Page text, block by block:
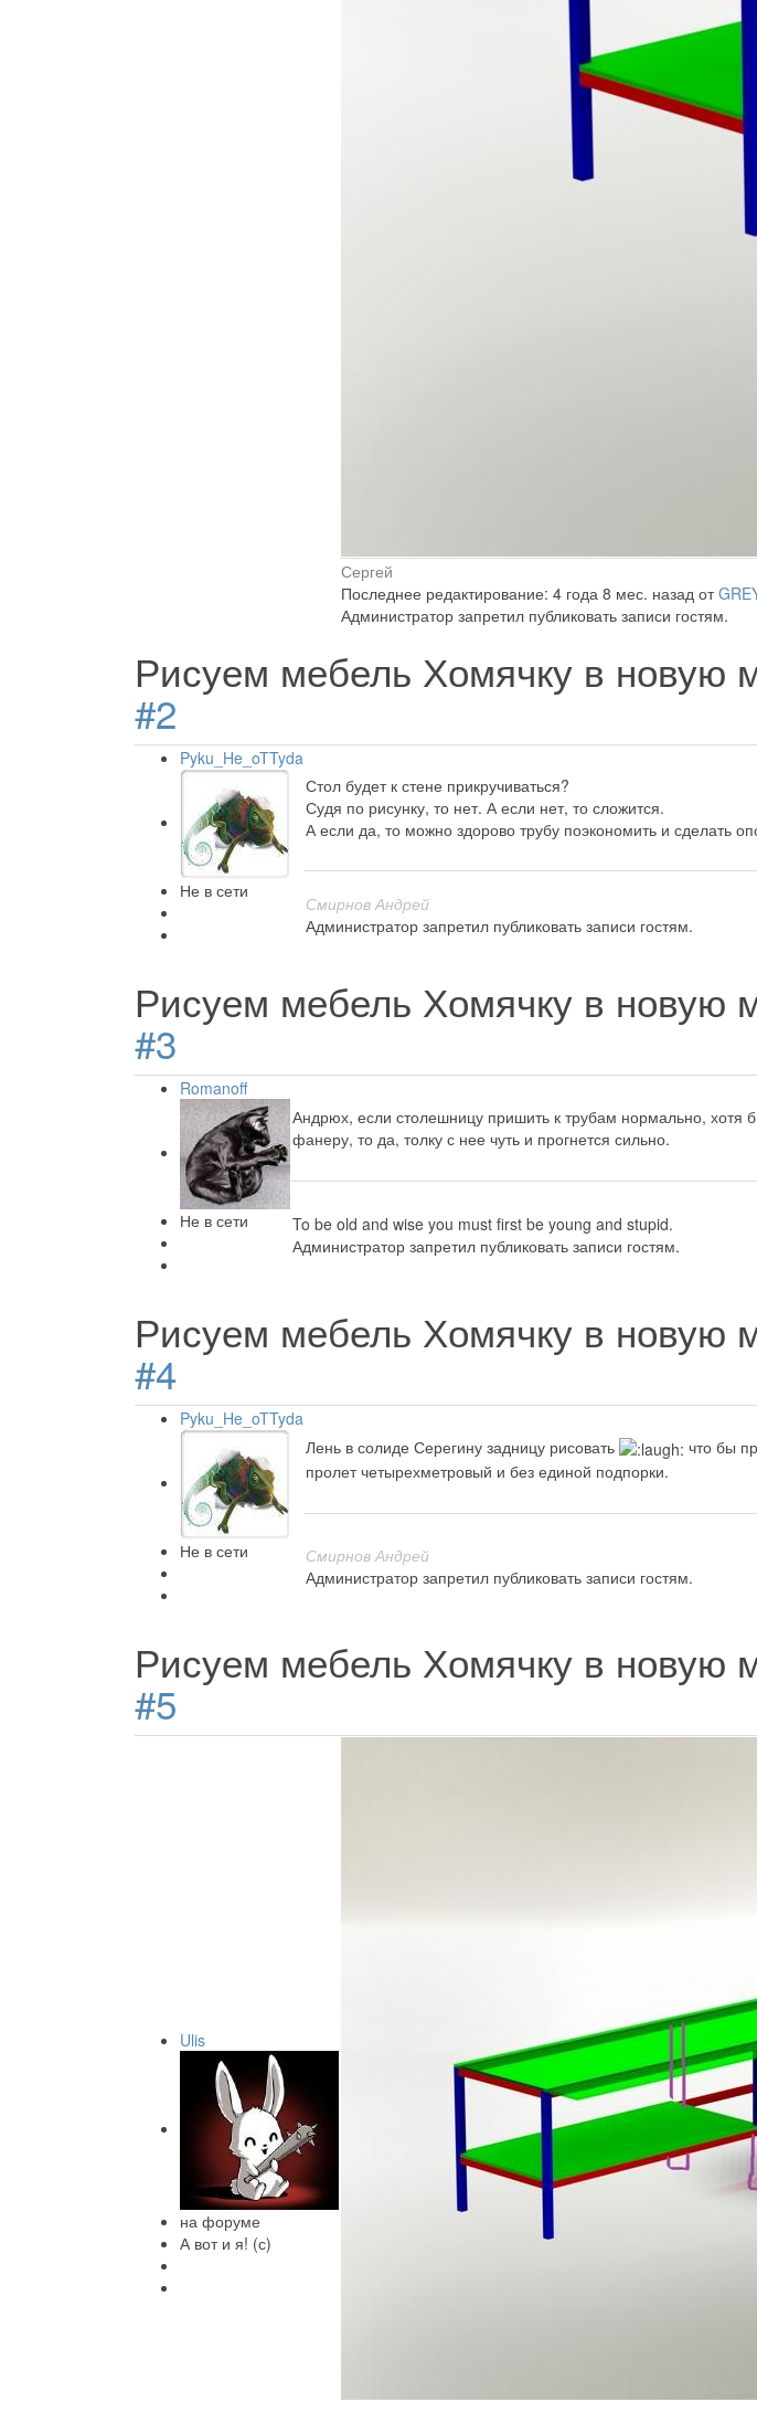
Сергей
Последнее редактирование: 4 года 8 мес. назад от
Администратор запретил публиковать записи гостям.
Рисуем мебель Хомячку в новую
#2
Pyku_He_oTTyda
Не в сети
Стол будет к стене прикручиваться?
Судя по рисунку, то нет. А если нет, то сложится.
А если да, то можно здорово трубу поэкономить и сделать
Смирнов Андрей
Администратор запретил публиковать записи гостям.
Рисуем мебель Хомячку в новую
#3
Romanoff
Не в сети
Андрюх, если столешницу пришить к трубам нормально, хотя
фанеру, то да, толку с нее чуть и прогнется сильно.
To be old and wise you must first be young and stupid.
Администратор запретил публиковать записи гостям.
Рисуем мебель Хомячку в новую
#4
Pyku_He_oTTyda
Не в сети
Лень в солиде Серегину задницу рисовать
что бы
пролет четырехметровый и без единой подпорки.
Смирнов Андрей
Администратор запретил публиковать записи гостям.
Рисуем мебель Хомячку в новую
#5
Ulis
на форуме
А вот и я! (с)